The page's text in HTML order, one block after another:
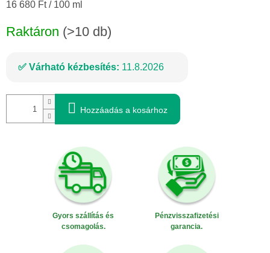
Egységár:
16 680 Ft / 100 ml
Raktáron (>10 db)
Várható kézbesítés: 11.8.2026
Hozzáadás a kosárhoz
Gyors szállítás és
csomagolás.
Pénzvisszafizetési
garancia.